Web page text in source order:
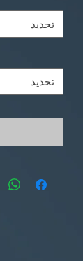
تحديد
تحديد